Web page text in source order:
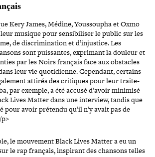
Kery James, Médine, Youssoupha et Oxmo
musique pour sen­si­bi­li­ser le public sur les
de dis­cri­mi­na­tion et d’in­jus­tice. Les
sont puis­santes, exprimant la douleur et
par les Noirs français face aux obstacles
leur vie quo­ti­dienne. Cependant, certains
attirés des critiques pour leur trai­te­
par exemple, a été accusé d’avoir minimisé
Lives Matter dans une interview, tandis que
pour avoir prétendu qu’il n’y avait pas de
le mouvement Black Lives Matter a eu un
le rap français, inspirant des chansons telles